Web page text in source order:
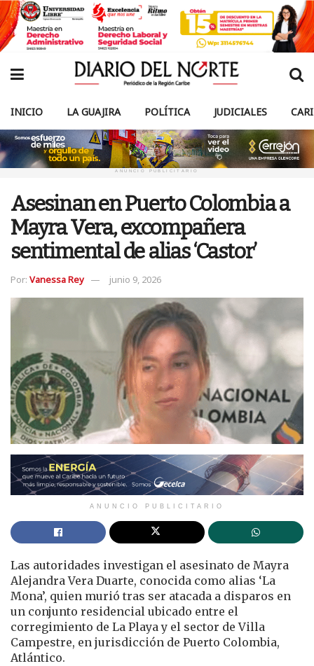
INICIO LA GUAJIRA POLÍTICA JUDICIALES
ANUNCIO PUBLICITARIO
Asesinan en Puerto Colombia a
Mayra Vera, excompañera
sentimental de alias ‘Castor’
Por: Vanessa Rey junio 9, 2026
ANUNCIO PUBLICITARIO
Las autoridades investigan el asesinato de Mayra
Alejandra Vera Duarte, conocida como alias ‘La
Mona’, quien murió tras ser atacada a disparos en
un conjunto residencial ubicado entre el
corregimiento de La Playa y el sector de Villa
Campestre, en jurisdicción de Puerto Colombia,
Atlántico.